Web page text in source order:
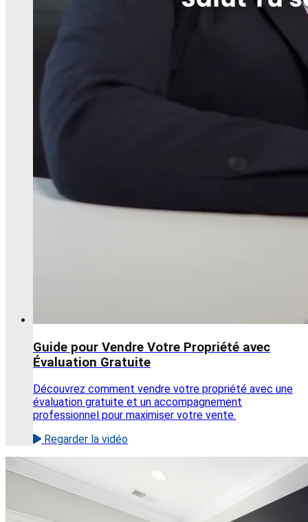
Guide pour Vendre Votre Propriété avec
Évaluation Gratuite
Découvrez comment vendre votre propriété avec une
évaluation gratuite et un accompagnement
professionnel pour maximiser votre vente.
Regarder la vidéo